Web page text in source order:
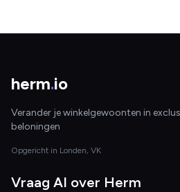
herm.io
Verander je winkelgewoonten in
beloningen
Opgericht in Londen, VK
Vraag AI over Herm